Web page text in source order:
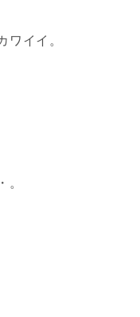
ワイイ。
。